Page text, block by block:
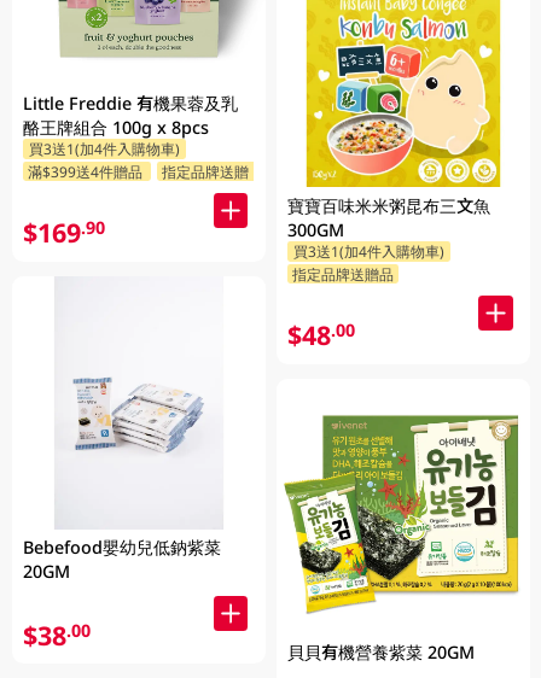
Little Freddie 有機果蓉及乳
酪王牌組合 100g x 8pcs
買3送1(加4件入購物車)
滿$399送4件贈品
指定品牌送贈品
$169.90
Bebefood嬰幼兒低鈉紫菜
20GM
$38.00
寶寶百味米米粥昆布三文魚
300GM
買3送1(加4件入購物車)
指定品牌送贈品
$48.00
貝貝有機營養紫菜 20GM